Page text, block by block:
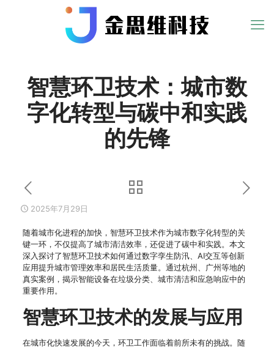
智慧环卫技术：城市数
字化转型与碳中和实践
的先锋
2025年7月29日
随着城市化进程的加快，智慧环卫技术作为城市数字化转型的关
键一环，不仅提高了城市清洁效率，还促进了碳中和实践。本文
深入探讨了智慧环卫技术如何通过数字孪生防汛、AI交互等创新
应用提升城市管理效率和居民生活质量。通过杭州、广州等地的
真实案例，揭示智能设备在垃圾分类、城市清洁和应急响应中的
重要作用。
智慧环卫技术的发展与应用
在城市化快速发展的今天，环卫工作面临着前所未有的挑战。随